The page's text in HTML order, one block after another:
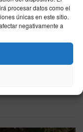
procesar datos como el
únicas en este sitio.
negativamente a
puertas para dos
con Morante y